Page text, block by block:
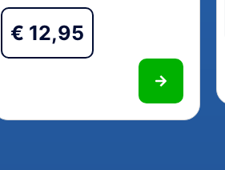
€ 12,95